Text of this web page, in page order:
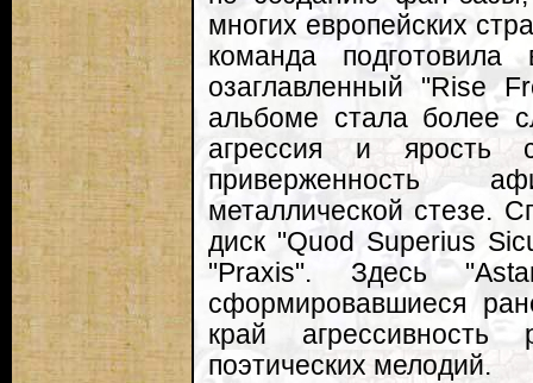
многих европейских
команда
озаглавленный "Rise
альбоме стала более
агрессия и ярость
приверженность
металлической стезе.
диск "Quod Superius
"Praxis". Здесь
сформировавшиеся
край агрессивность
поэтических мелодий.